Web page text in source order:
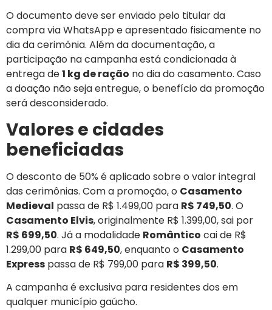
O documento deve ser enviado pelo titular da
compra via WhatsApp e apresentado fisicamente no
dia da cerimônia. Além da documentação, a
participação na campanha está condicionada à
entrega de1 kg de ração no dia do casamento. Caso
a doação não seja entregue, o benefício da promoção
será desconsiderado.
Valores e cidades
beneficiadas
O desconto de 50% é aplicado sobre o valor integral
das cerimônias. Com a promoção, o Casamento
Medieval passa de R$ 1.499,00 para R$ 749,50. O
Casamento Elvis, originalmente R$ 1.399,00, sai por
R$ 699,50. Já a modalidade Romântico cai de R$
1.299,00 para R$ 649,50, enquanto o Casamento
Express passa de R$ 799,00 para R$ 399,50.
A campanha é exclusiva para residentes dos em
qualquer município gaúcho.